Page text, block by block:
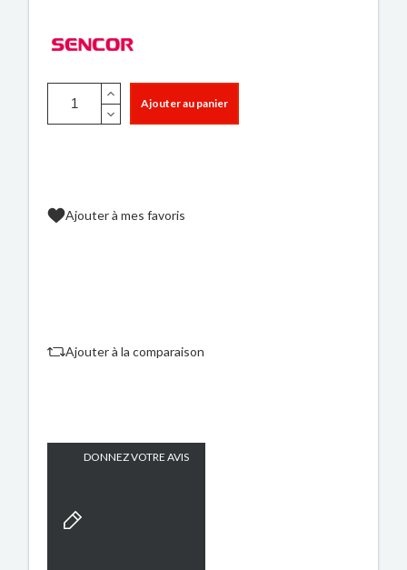
Ajouter au panier
Ajouter à mes favoris
Ajouter à la comparaison
DONNEZ VOTRE AVIS